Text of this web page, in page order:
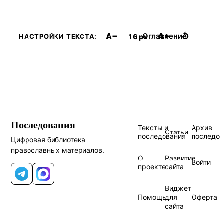
НАСТРОЙКИ ТЕКСТА: A− 16 px A+ ↺
Оглавление
Последования
Цифровая библиотека
православных материалов.
Telegram
MAX
Тексты и
последования
Статьи
Архив
О
проекте
Развитие
сайта
Войти
Помощь
Виджет
для
сайта
Оферта